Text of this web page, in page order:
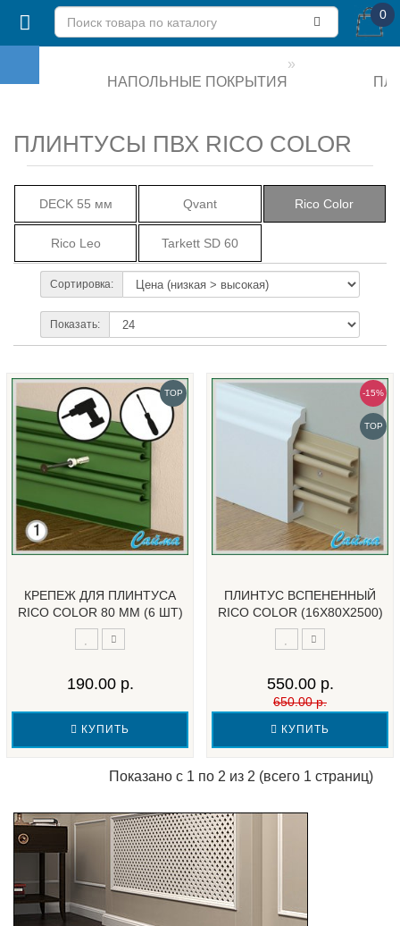
0
НАПОЛЬНЫЕ ПОКРЫТИЯ
ПЛИНТУСЫ ПВХ RICO COLOR
DECK 55 мм Qvant Rico Color
Rico Leo Tarkett SD 60
Сортировка:
Показать:
TOP
КРЕПЕЖ ДЛЯ ПЛИНТУСА
RICO COLOR 80 ММ (6 ШТ)
190.00 р.
КУПИТЬ
-15%
TOP
ПЛИНТУС ВСПЕНЕННЫЙ
RICO COLOR (16Х80Х2500)
550.00 р.
650.00 р.
КУПИТЬ
Показано с 1 по 2 из 2 (всего 1 страниц)